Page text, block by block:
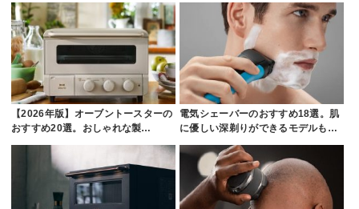
【2026年版】オーブントースターの
おすすめ20選。おしゃれな製…
電気シェーバーのおすすめ18選。肌
に優しい深剃りができるモデルも…